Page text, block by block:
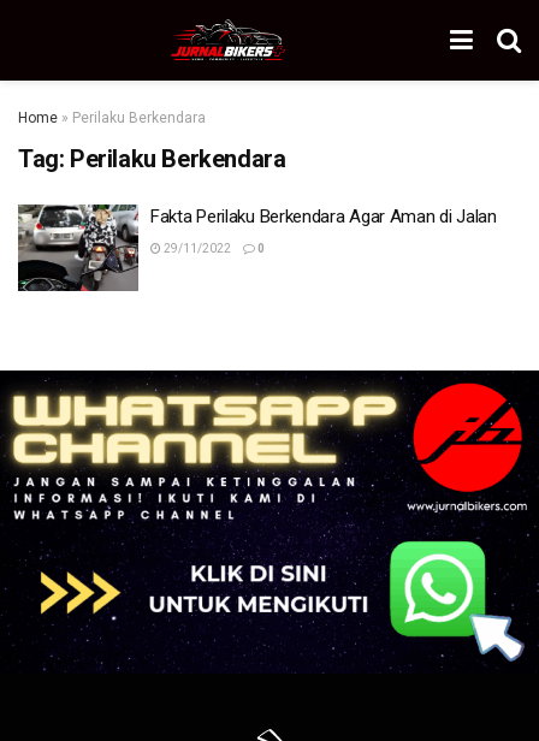
Home » Perilaku Berkendara
Tag: Perilaku Berkendara
Fakta Perilaku Berkendara Agar Aman di Jalan
29/11/2022 0